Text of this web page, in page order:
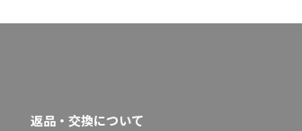
返品・交換について